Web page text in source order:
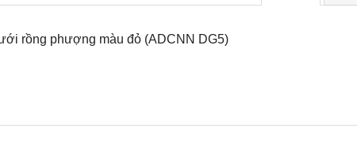
rồng phượng màu đỏ (ADCNN DG5)